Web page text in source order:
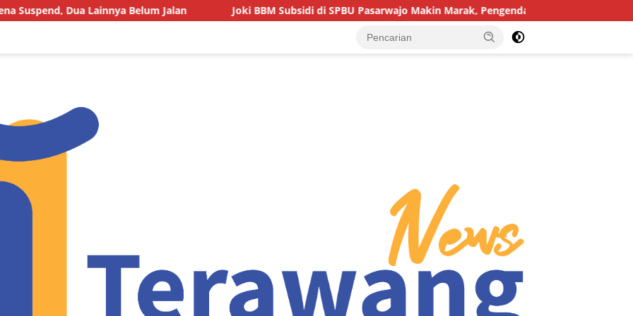
Belum Jalan Joki BBM Subsidi di SPBU Pasarwajo Makin Marak, Pengendara: “Polres Buton Dimana, Masa Mereka